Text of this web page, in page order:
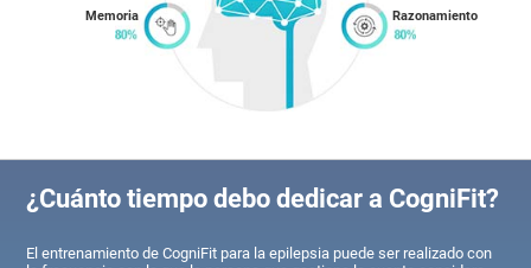
Memoria Razonamiento
¿Cuánto tiempo debo dedicar a CogniFit?
El entrenamiento de CogniFit para la epilepsia puede ser realizado con